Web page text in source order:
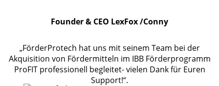
Founder & CEO LexFox /Conny
„FörderProtech hat uns mit seinem Team bei der
Akquisition von Fördermitteln im IBB Förderprogramm
ProFIT professionell begleitet- vielen Dank für Euren
Support!“.